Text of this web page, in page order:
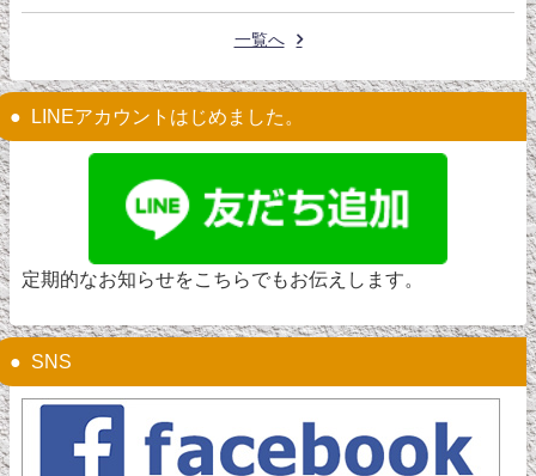
一覧へ
LINEアカウントはじめました。
定期的なお知らせをこちらでもお伝えします。
SNS